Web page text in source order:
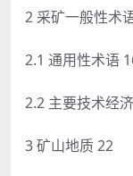
2 采矿一般性术
2.1 通用性术语
2.2 主要技术经
3 矿山地质 22